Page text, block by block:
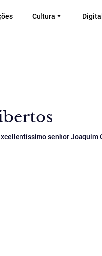
Cultura Digital
senhor Joaquim